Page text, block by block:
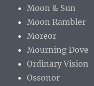
Moon & Sun
Moon Rambler
Moreor
Mourning Dove
Ordinary Vision
Ossonor